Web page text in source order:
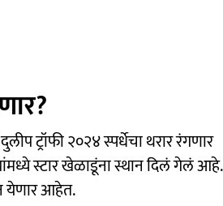
ट्रॉफी २०२४ स्पर्धेचा थरार रंगणार
स्टार खेळाडूंना स्थान दिलं गेलं आहे.
येणार आहेत.